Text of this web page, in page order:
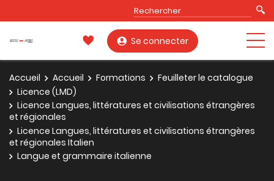
Se connecter
Accueil Accueil Formations
Feuilleter le catalogue
Licence (LMD)
Licence Langues, littératures et civilisations étrangères
et régionales
Licence Langues, littératures et civilisations étrangères
et régionales Italien
Langue et grammaire italienne